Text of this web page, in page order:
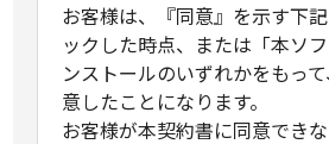
お客様は、『同意』を示す下
ックした時点、または「本ソ
ンストールのいずれかをもっ
意したことになります。
お客様が本契約書に同意でき